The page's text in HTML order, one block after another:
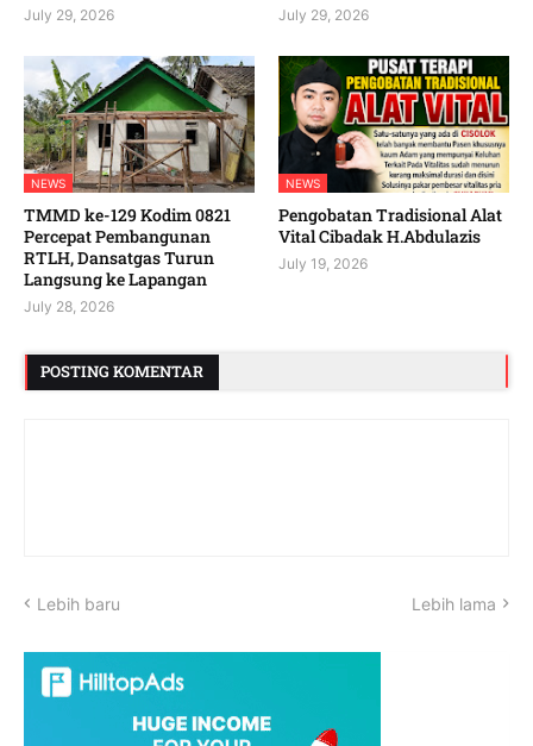
July 29, 2026 July 29, 2026
NEWS
TMMD ke-129 Kodim 0821
Percepat Pembangunan
RTLH, Dansatgas Turun
Langsung ke Lapangan
July 28, 2026
NEWS
Pengobatan Tradisional Alat
Vital Cibadak H.Abdulazis
July 19, 2026
POSTING KOMENTAR
Lebih baru Lebih lama